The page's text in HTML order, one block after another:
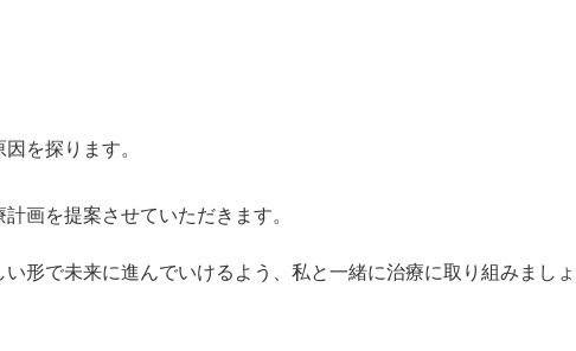
を探ります。
画を提案させていただきます。
形で未来に進んでいけるよう、私と一緒に治療に取り組みましょ